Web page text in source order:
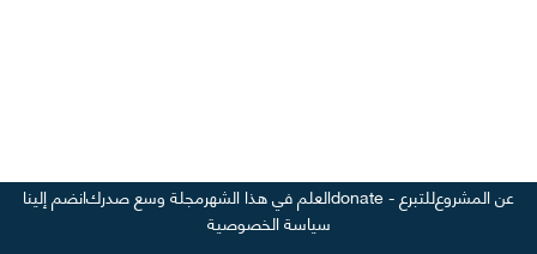
عن المشروعللتبرع - donate العلم في هذا الشهرمجلة وسع صدركانضم إلينا
سياسة الخصوصية